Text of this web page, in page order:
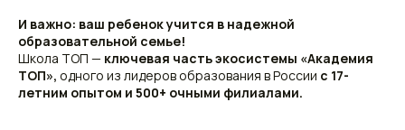
И важно: ваш ребенок учится в надежной
образовательной семье!
Школа ТОП — ключевая часть экосистемы «Академия
ТОП», одного из лидеров образования в России с 17-
летним опытом и 500+ очными филиалами.